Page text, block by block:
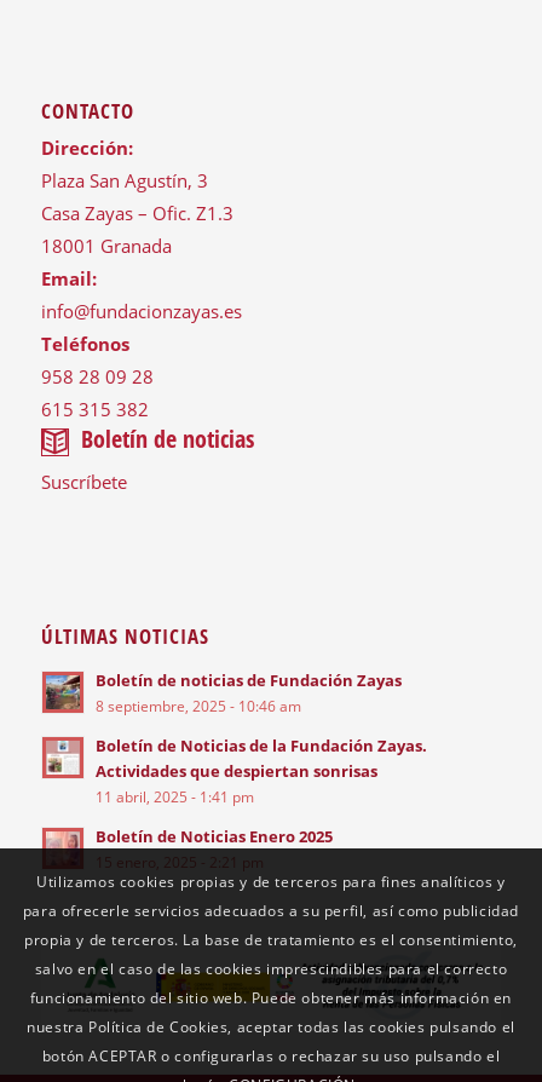
CONTACTO
Dirección:
Plaza San Agustín, 3
Casa Zayas – Ofic. Z1.3
18001 Granada
Email:
info@fundacionzayas.es
Teléfonos
958 28 09 28
615 315 382
Boletín de noticias
Suscríbete
ÚLTIMAS NOTICIAS
Boletín de noticias de Fundación Zayas
8 septiembre, 2025 - 10:46 am
Boletín de Noticias de la Fundación Zayas.
Actividades que despiertan sonrisas
11 abril, 2025 - 1:41 pm
Boletín de Noticias Enero 2025
15 enero, 2025 - 2:21 pm
Utilizamos cookies propias y de terceros para fines analíticos y
para ofrecerle servicios adecuados a su perfil, así como publicidad
propia y de terceros. La base de tratamiento es el consentimiento,
salvo en el caso de las cookies imprescindibles para el correcto
funcionamiento del sitio web. Puede obtener más información en
nuestra Política de Cookies, aceptar todas las cookies pulsando el
botón ACEPTAR o configurarlas o rechazar su uso pulsando el